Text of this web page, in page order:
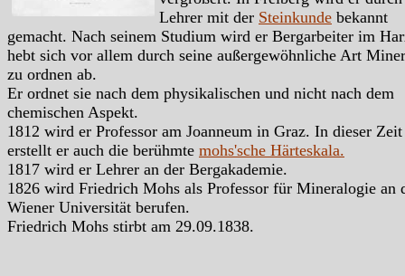
Lehrer mit der Steinkunde bekannt
gemacht. Nach seinem Studium wird er Bergarbeiter im
hebt sich vor allem durch seine außergewöhnliche Art
zu ordnen ab.
Er ordnet sie nach dem physikalischen und nicht nach dem
chemischen Aspekt.
1812 wird er Professor am Joanneum in Graz. In dieser Zeit
erstellt er auch die berühmte mohs'sche Härteskala.
1817 wird er Lehrer an der Bergakademie.
1826 wird Friedrich Mohs als Professor für Mineralogie an
Wiener Universität berufen.
Friedrich Mohs stirbt am 29.09.1838.